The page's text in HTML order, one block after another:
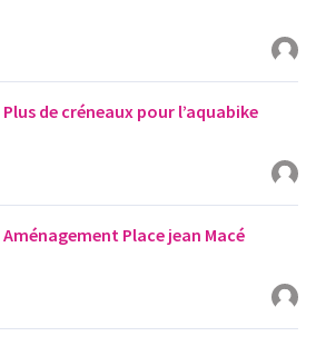
Plus de créneaux pour l’aquabike
Aménagement Place jean Macé